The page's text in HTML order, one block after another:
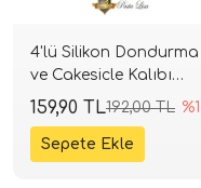
4'lü Silikon Dondurma
ve Cakesicle Kalıbı
(4,7x8,5 cm)
192,00 TL
159,90 TL